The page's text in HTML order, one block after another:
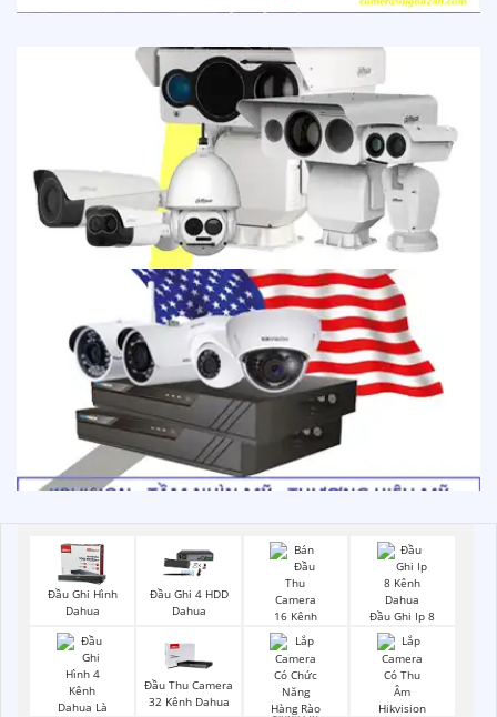
Đầu Ghi Hình
Dahua
Đầu Ghi 4 HDD
Dahua
Đầu Ghi Ip 8
Camera Dahua
Đầu Thu Camera
32 Kênh Dahua